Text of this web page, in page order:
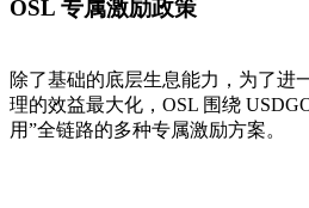
OSL 专属激励政策
除了基础的底层生息能力，为了进
理的效益最大化，OSL 围绕
用”全链路的多种专属激励方案。